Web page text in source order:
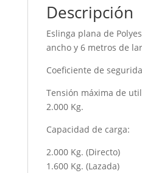
Descripción
Eslinga plana de
ancho y 6 metros de
Coeficiente de
Tensión máxima de
2.000 Kg.
Capacidad de carga:
2.000 Kg. (Directo)
1.600 Kg. (Lazada)